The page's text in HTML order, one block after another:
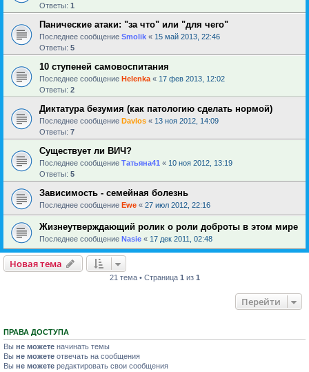
Ответы: 1
Панические атаки: "за что" или "для чего"
Последнее сообщение Smolik « 15 май 2013, 22:46
Ответы: 5
10 ступеней самовоспитания
Последнее сообщение Helenka « 17 фев 2013, 12:02
Ответы: 2
Диктатура безумия (как патологию сделать нормой)
Последнее сообщение Davlos « 13 ноя 2012, 14:09
Ответы: 7
Существует ли ВИЧ?
Последнее сообщение Татьяна41 « 10 ноя 2012, 13:19
Ответы: 5
Зависимость - семейная болезнь
Последнее сообщение Ewe « 27 июл 2012, 22:16
Жизнеутверждающий ролик о роли доброты в этом мире
Последнее сообщение Nasie « 17 дек 2011, 02:48
Новая тема
21 тема • Страница 1 из 1
Перейти
ПРАВА ДОСТУПА
Вы не можете начинать темы
Вы не можете отвечать на сообщения
Вы не можете редактировать свои сообщения